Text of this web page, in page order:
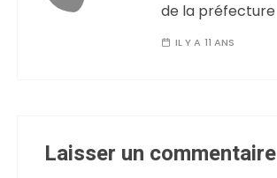
de la préfecture
IL Y A 11 ANS
Laisser un commentaire